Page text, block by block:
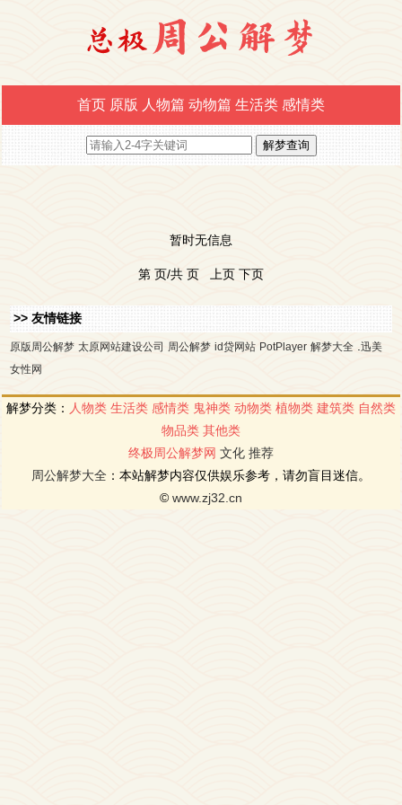
首页 原版 人物篇 动物篇 生活类 感情类
暂时无信息
第 页/共 页 上页 下页
>> 友情链接
原版周公解梦 太原网站建设公司 周公解梦 id贷网站 PotPlayer 解梦大全
迅美
女性网
解梦分类： 人物类 生活类 感情类 鬼神类 动物类 植物类 建筑类 自然类
物品类 其他类
终极周公解梦网 文化 推荐
周公解梦大全 ：本站解梦内容仅供娱乐参考，请勿盲目迷信。
© www.zj32.cn